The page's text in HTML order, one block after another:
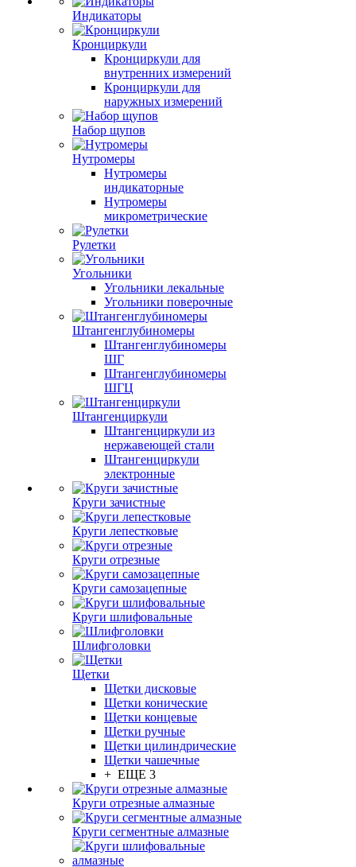
Индикаторы
Кронциркули
Кронциркули для
внутренних измерений
Кронциркули для
наружных измерений
Набор щупов
Нутромеры
Нутромеры
индикаторные
Нутромеры
микрометрические
Рулетки
Угольники
Угольники лекальные
Угольники поверочные
Штангенглубиномеры
Штангенглубиномеры
ШГ
Штангенглубиномеры
ШГЦ
Штангенциркули
Штангенциркули из
нержавеющей стали
Штангенциркули
электронные
Круги зачистные
Круги лепестковые
Круги отрезные
Круги самозацепные
Круги шлифовальные
Шлифголовки
Щетки
Щетки дисковые
Щетки конические
Щетки концевые
Щетки ручные
Щетки цилиндрические
Щетки чашечные
+ ЕЩЕ 3
Круги отрезные алмазные
Круги сегментные алмазные